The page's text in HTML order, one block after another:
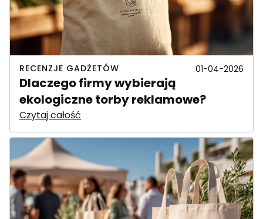
RECENZJE GADŻETÓW 01-04-2026
Dlaczego firmy wybierają
ekologiczne torby reklamowe?
Czytaj całość